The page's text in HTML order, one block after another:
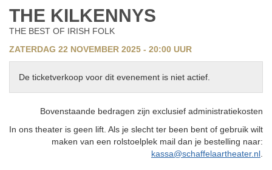
THE KILKENNYS
THE BEST OF IRISH FOLK
ZATERDAG 22 NOVEMBER 2025 - 20:00 UUR
De ticketverkoop voor dit evenement is niet actief.
Bovenstaande bedragen zijn exclusief administratiekosten
In ons theater is geen lift. Als je slecht ter been bent of gebruik wilt
maken van een rolstoelplek mail dan je bestelling naar:
kassa@schaffelaartheater.nl